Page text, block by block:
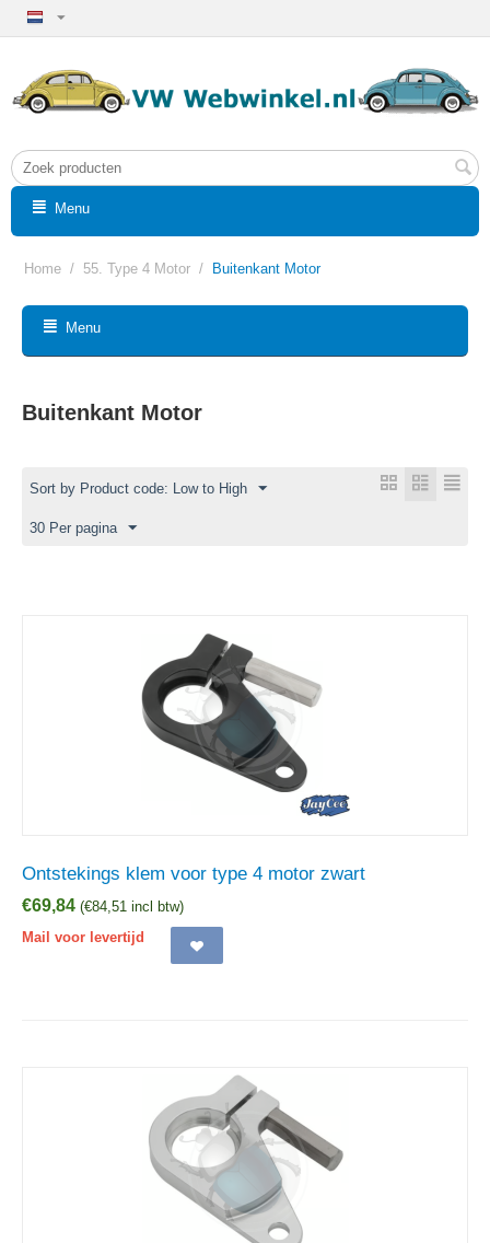
Menu
Home / 55. Type 4 Motor / Buitenkant Motor
Menu
Buitenkant Motor
Sort by Product code: Low to High
30 Per pagina
Ontstekings klem voor type 4 motor zwart
€69,84 (€84,51 incl btw)
Mail voor levertijd